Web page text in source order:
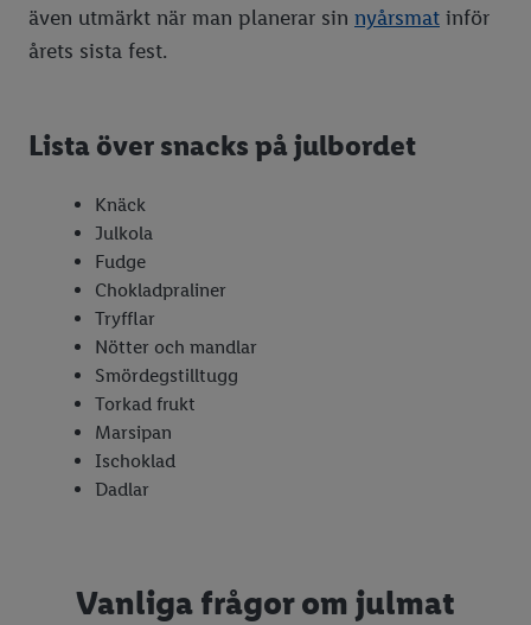
även utmärkt när man planerar sin nyårsmat inför
årets sista fest.
Lista över snacks på julbordet
Knäck
Julkola
Fudge
Chokladpraliner
Tryfflar
Nötter och mandlar
Smördegstilltugg
Torkad frukt
Marsipan
Ischoklad
Dadlar
Vanliga frågor om julmat